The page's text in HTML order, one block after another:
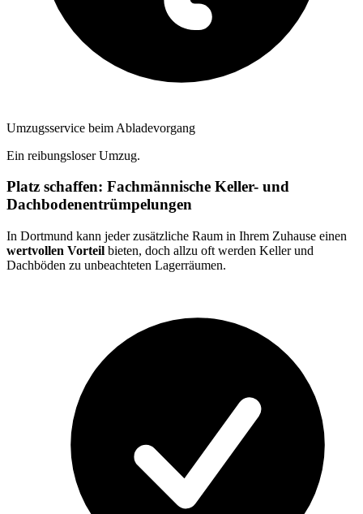
Umzugsservice beim Abladevorgang
Ein reibungsloser Umzug.
Platz schaffen: Fachmännische Keller- und
Dachbodenentrümpelungen
In Dortmund kann jeder zusätzliche Raum in Ihrem Zuhause einen
wertvollen Vorteil bieten, doch allzu oft werden Keller und
Dachböden zu unbeachteten Lagerräumen.